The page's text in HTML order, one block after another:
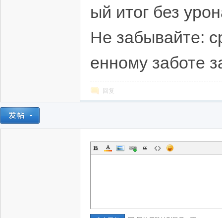
ый итог без
Не забывайте:
енному заботе
回复